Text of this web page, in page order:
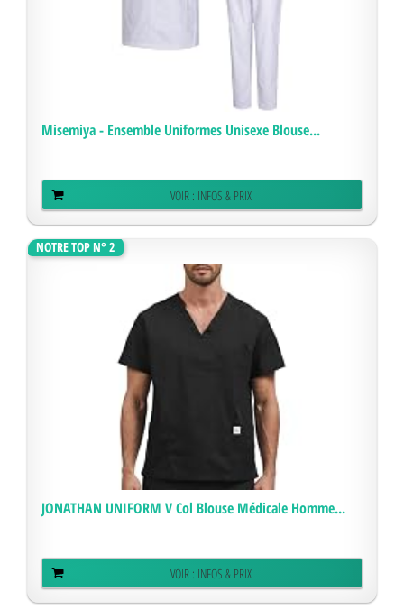
Misemiya - Ensemble Uniformes Unisexe Blouse...
VOIR : INFOS & PRIX
NOTRE TOP N° 2
JONATHAN UNIFORM V Col Blouse Médicale Homme...
VOIR : INFOS & PRIX